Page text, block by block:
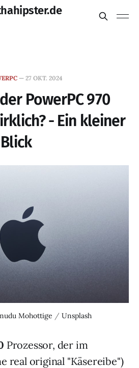
— 27 OKT. 2024
PowerPC 970
- Ein kleiner
Mohottige / Unsplash
Prozessor, der im
real original "Käsereibe")